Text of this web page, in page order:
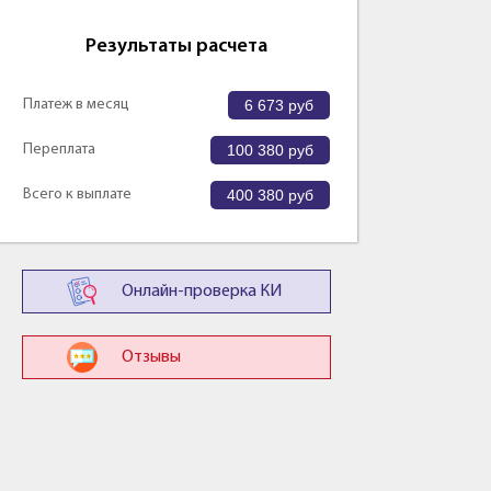
Результаты расчета
Платеж в месяц 6 673 руб
Переплата 100 380 руб
Всего к выплате 400 380 руб
Онлайн-проверка КИ
Отзывы